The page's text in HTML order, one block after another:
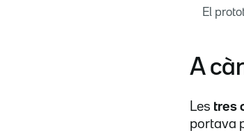
El
A
Les tres
portava